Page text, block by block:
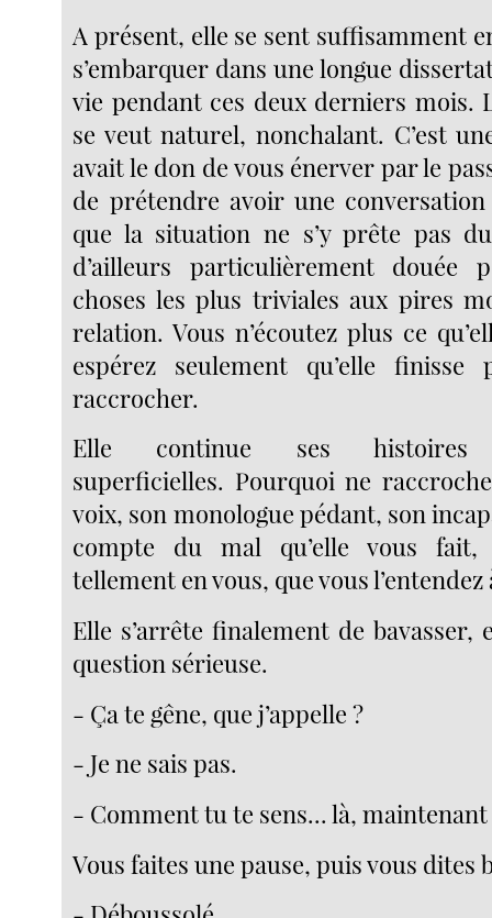
A présent, elle se sent suffisamment
s’embarquer dans une longue
vie pendant ces deux derniers mois.
se veut naturel, nonchalant. C’est
avait le don de vous énerver par le
de prétendre avoir une
que la situation ne s’y prête pas
d’ailleurs particulièrement douée
choses les plus triviales aux pires
relation. Vous n’écoutez plus ce
espérez seulement qu’elle
raccrocher.
Elle continue ses histoires
superficielles. Pourquoi ne
voix, son monologue pédant, son
compte du mal qu’elle vous
tellement en vous, que vous l’entendez
Elle s’arrête finalement de bavasser,
question sérieuse.
- Ça te gêne, que j’appelle ?
- Je ne sais pas.
- Comment tu te sens... là, maintenant
Vous faites une pause, puis vous dites